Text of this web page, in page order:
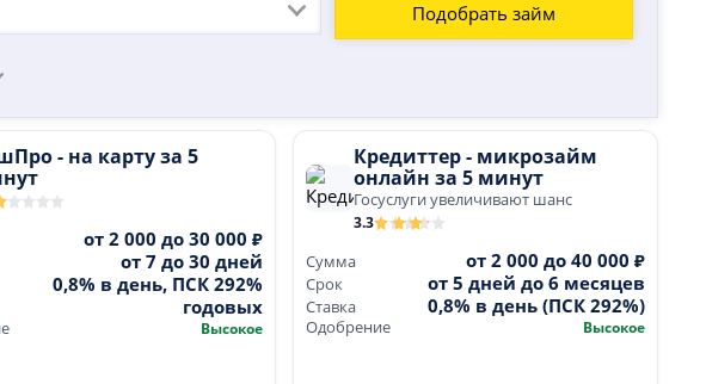
Подобрать займ
- на карту за 5
от 2 000 до 30 000 ₽
от 7 до 30 дней
0,8% в день, ПСК 292%
годовых
Высокое
Кредиттер - микрозайм
онлайн за 5 минут
Госуслуги увеличивают шанс
3.3
Сумма от 2 000 до 40 000 ₽
Срок от 5 дней до 6 месяцев
Ставка 0,8% в день (ПСК 292%)
Одобрение Высокое